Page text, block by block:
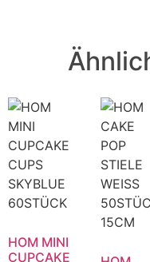
HOM MINI
CUPCAKE